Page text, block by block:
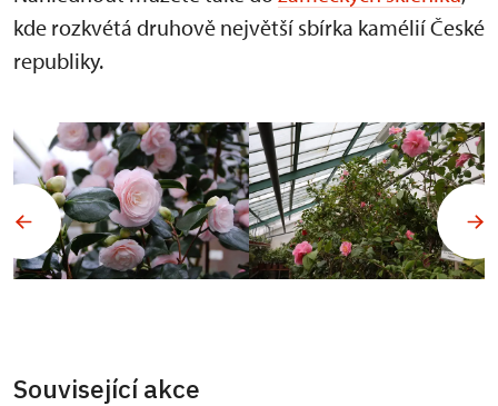
kde rozkvétá druhově největší sbírka kamélií České
republiky.
Související akce